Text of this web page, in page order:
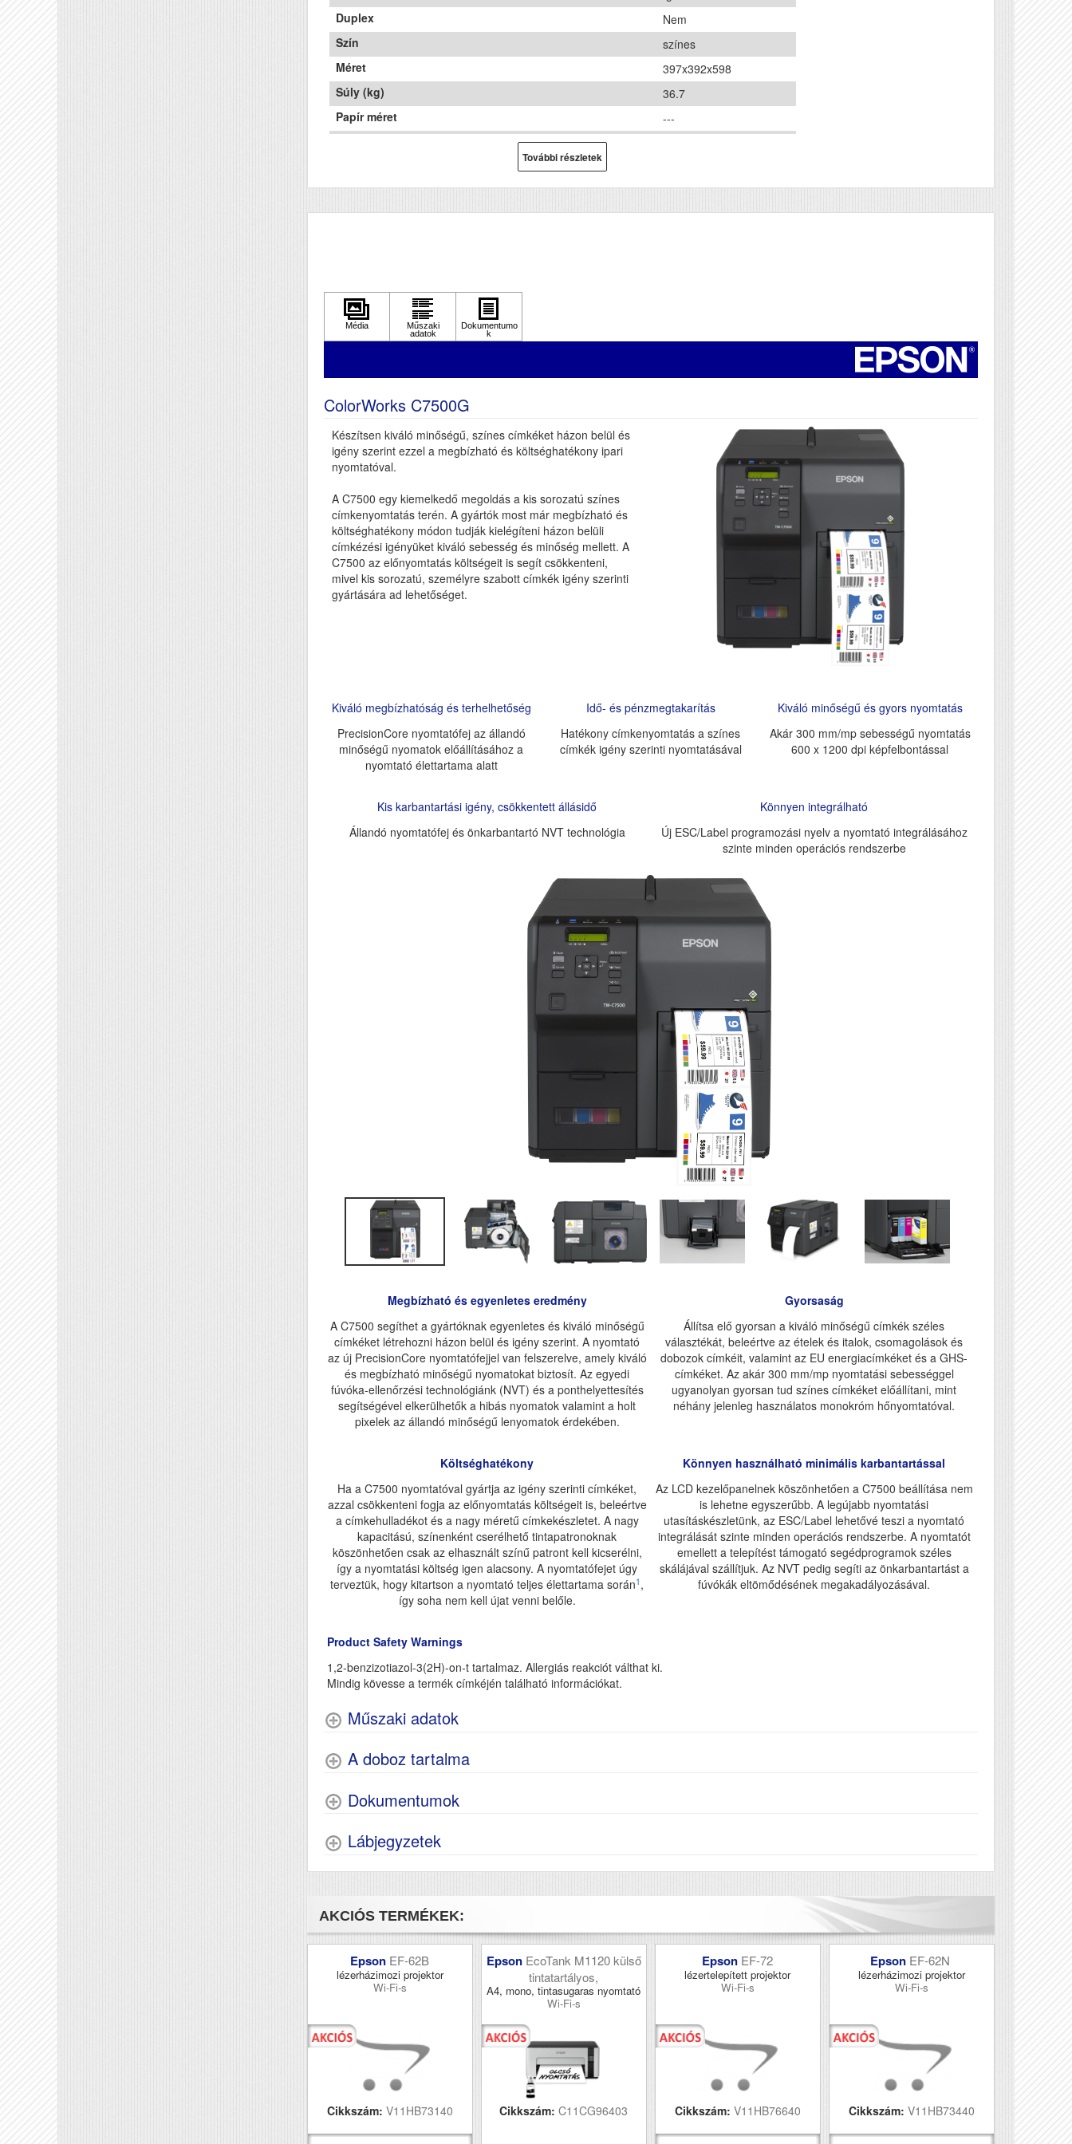
Duplex
Nem
Szín
színes
Méret
397x392x598
Súly (kg)
36.7
Papír méret
---
Wifi
Nem
Szkennelés
nem
További részletek
ColorWorks C7500G
Készítsen kiváló minőségű, színes címkéket házon belül és
igény szerint ezzel a megbízható és költséghatékony ipari
nyomtatóval.
A C7500 egy kiemelkedő megoldás a kis sorozatú színes
címkenyomtatás terén. A gyártók most már megbízható és
költséghatékony módon tudják kielégíteni házon belüli
címkézési igényüket kiváló sebesség és minőség mellett. A
C7500 az előnyomtatás költségeit is segít csökkenteni,
mivel kis sorozatú, személyre szabott címkék igény szerinti
gyártására ad lehetőséget.
Kiváló megbízhatóság és terhelhetőség
PrecisionCore nyomtatófej az állandó
minőségű nyomatok előállításához a
nyomtató élettartama alatt
Idő- és pénzmegtakarítás
Hatékony címkenyomtatás a színes
címkék igény szerinti nyomtatásával
Kiváló minőségű és gyors nyomtatás
Akár 300 mm/mp sebességű nyomtatás
600 x 1200 dpi képfelbontással
Kis karbantartási igény, csökkentett állásidő
Állandó nyomtatófej és önkarbantartó NVT technológia
Könnyen integrálható
Új ESC/Label programozási nyelv a nyomtató integrálásához
szinte minden operációs rendszerbe
Megbízható és egyenletes eredmény
A C7500 segíthet a gyártóknak egyenletes és kiváló minőségű
címkéket létrehozni házon belül és igény szerint. A nyomtató
az új PrecisionCore nyomtatófejjel van felszerelve, amely kiváló
és megbízható minőségű nyomatokat biztosít. Az egyedi
fúvóka-ellenőrzési technológiánk (NVT) és a ponthelyettesítés
segítségével elkerülhetők a hibás nyomatok valamint a holt
pixelek az állandó minőségű lenyomatok érdekében.
Gyorsaság
Állítsa elő gyorsan a kiváló minőségű címkék széles
választékát, beleértve az ételek és italok, csomagolások és
dobozok címkéit, valamint az EU energiacímkéket és a GHS-
címkéket. Az akár 300 mm/mp nyomtatási sebességgel
ugyanolyan gyorsan tud színes címkéket előállítani, mint
néhány jelenleg használatos monokróm hőnyomtatóval.
Költséghatékony
Ha a C7500 nyomtatóval gyártja az igény szerinti címkéket,
azzal csökkenteni fogja az előnyomtatás költségeit is, beleértve
a címkehulladékot és a nagy méretű címkekészletet. A nagy
kapacitású, színenként cserélhető tintapatronoknak
köszönhetően csak az elhasznált színű patront kell kicserélni,
így a nyomtatási költség igen alacsony. A nyomtatófejet úgy
terveztük, hogy kitartson a nyomtató teljes élettartama során1 ,
így soha nem kell újat venni belőle.
Könnyen használható minimális karbantartással
Az LCD kezelőpanelnek köszönhetően a C7500 beállítása nem
is lehetne egyszerűbb. A legújabb nyomtatási
utasításkészletünk, az ESC/Label lehetővé teszi a nyomtató
integrálását szinte minden operációs rendszerbe. A nyomtatót
emellett a telepítést támogató segédprogramok széles
skálájával szállítjuk. Az NVT pedig segíti az önkarbantartást a
fúvókák eltömődésének megakadályozásával.
Product Safety Warnings
1,2-benzizotiazol-3(2H)-on-t tartalmaz. Allergiás reakciót válthat ki.
Mindig kövesse a termék címkéjén található információkat.
Műszaki adatok
A doboz tartalma
Dokumentumok
Lábjegyzetek
AKCIÓS TERMÉKEK:
Epson EF-62B
lézerházimozi projektor
Wi-Fi-s
Cikkszám: V11HB73140
Epson EcoTank M1120 külső
tintatartályos,
A4, mono, tintasugaras nyomtató
Wi-Fi-s
Cikkszám:C11CG96403
Epson EF-72
lézertelepített projektor
Wi-Fi-s
Cikkszám: V11HB76640
Epson EF-62N
lézerházimozi projektor
Wi-Fi-s
Cikkszám: V11HB73440